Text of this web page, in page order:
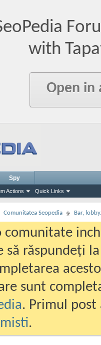
with
Open in
Actions Quick Links
Spy
Comunitatea Seopedia Bar,
comunitate
să răspundeți
sunt
. Primul
.